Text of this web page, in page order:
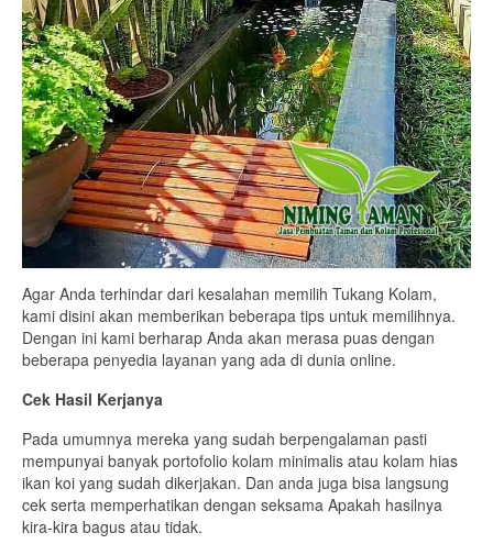
Agar Anda terhindar dari kesalahan memilih Tukang Kolam,
kami disini akan memberikan beberapa tips untuk memilihnya.
Dengan ini kami berharap Anda akan merasa puas dengan
beberapa penyedia layanan yang ada di dunia online.
Cek Hasil Kerjanya
Pada umumnya mereka yang sudah berpengalaman pasti
mempunyai banyak portofolio kolam minimalis atau kolam hias
ikan koi yang sudah dikerjakan. Dan anda juga bisa langsung
cek serta memperhatikan dengan seksama Apakah hasilnya
kira-kira bagus atau tidak.